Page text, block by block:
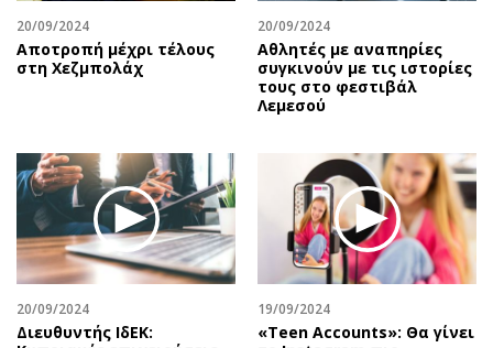
20/09/2024
Αποτροπή μέχρι τέλους
στη Χεζμπολάχ
20/09/2024
Αθλητές με αναπηρίες
συγκινούν με τις ιστορίες
τους στο φεστιβάλ
Λεμεσού
20/09/2024
Διευθυντής ΙδΕΚ:
19/09/2024
«Teen Accounts»: Θα γίνει